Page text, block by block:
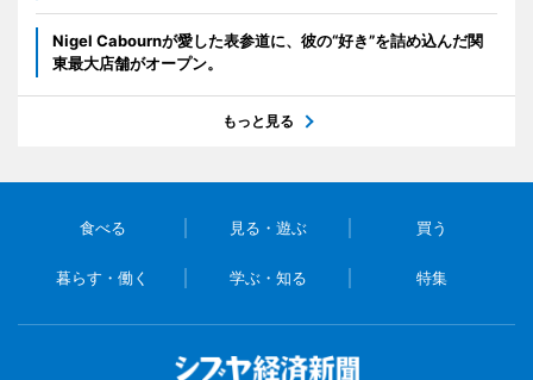
Nigel Cabournが愛した表参道に、彼の“好き”を詰め込んだ関
東最大店舗がオープン。
もっと見る
食べる 見る・遊ぶ 買う
暮らす・働く 学ぶ・知る 特集